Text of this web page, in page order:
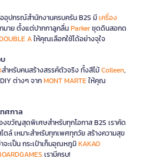
อุปกรณ์สำนักงานครบครัน B2S มีเครื่อง
มาย ตั้งแต่ปากกาลูกลื่นParkerชุดดินสอกด
Aให้คุณเลือกใช้ได้อย่างจุใจ
สำหรับคนสร้างสรรค์ตัวจริง ทั้งสีไม้Colleen,
ต่างๆ จากMONT MARTEให้คุณ
ศกาล
ขวัญสุดพิเศษสำหรับทุกโอกาส B2S เราคัด
ตล์ เหมาะสำหรับทุกเพศทุกวัย สร้างความสุข
ะเป็น กระเป๋าเก็บอุณหภูมิKAKAO
เรามีครบ!